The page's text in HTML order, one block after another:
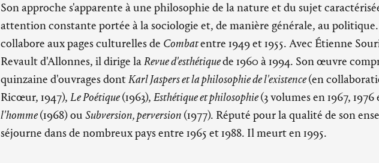
Son approche s'apparente à une philosophie de la nature et du sujet
attention constante portée à la sociologie et, de manière générale, au
collabore aux pages culturelles de Combatentre 1949 et 1955. Avec Étienne
Revault d'Allonnes, il dirige laRevue d'esthétiquede 1960 à 1994. Son œuvre
quinzaine d'ouvrages dontKarl Jaspers et la philosophie de l'existence(en
Ricœur, 1947), Le Poétique(1963), Esthétique et philosophie(3 volumes en 1967, 1976
l'homme(1968) ou Subversion, perversion (1977). Réputé pour la qualité de son
séjourne dans de nombreux pays entre 1965 et 1988. Il meurt en 1995.